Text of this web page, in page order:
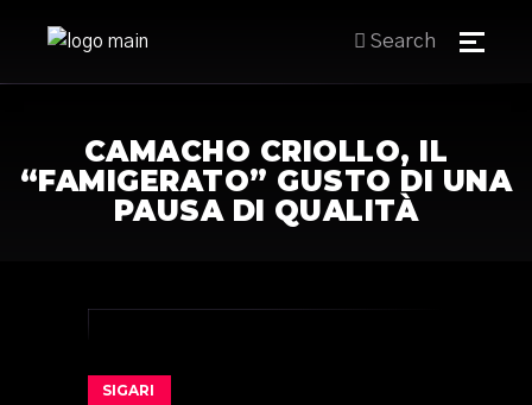
Search
CAMACHO CRIOLLO, IL
“FAMIGERATO” GUSTO DI UNA
PAUSA DI QUALITÀ
SIGARI